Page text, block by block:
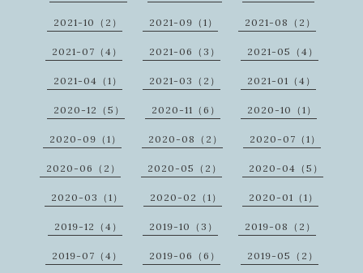
2021-10（2） 2021-09（1） 2021-08（2）
2021-07（4） 2021-06（3） 2021-05（4）
2021-04（1） 2021-03（2） 2021-01（4）
2020-12（5） 2020-11（6） 2020-10（1）
2020-09（1） 2020-08（2） 2020-07（1）
2020-06（2） 2020-05（2） 2020-04（5）
2020-03（1） 2020-02（1） 2020-01（1）
2019-12（4） 2019-10（3） 2019-08（2）
2019-07（4） 2019-06（6） 2019-05（2）